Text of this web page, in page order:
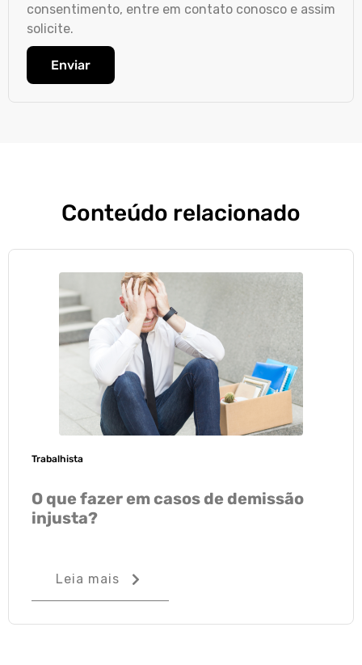
consentimento, entre em contato conosco e assim
solicite.
Enviar
Conteúdo relacionado
Trabalhista
O que fazer em casos de demissão
injusta?
Leia mais